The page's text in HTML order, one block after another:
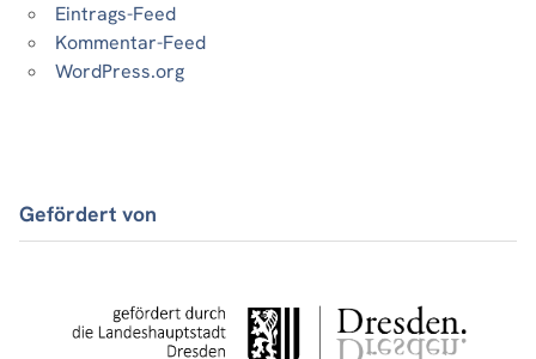
Eintrags-Feed
Kommentar-Feed
WordPress.org
Gefördert von